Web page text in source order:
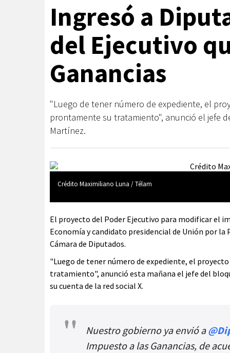
Ingresó a
del Ejecutivo
Ganancias
"Luego de tener número de expediente, el
prontamente su tratamiento", anunció el jefe
Martínez.
Crédito Maximiliano Luna / Télam
El proyecto del Poder Ejecutivo para modificar el
Economía y candidato presidencial de Unión por
Cámara de Diputados.
"Luego de tener número de expediente, el
tratamiento", anunció esta mañana el jefe del
su cuenta de la red social X.
Nuestro gobierno ya envió a
Impuesto a las Ganancias, de